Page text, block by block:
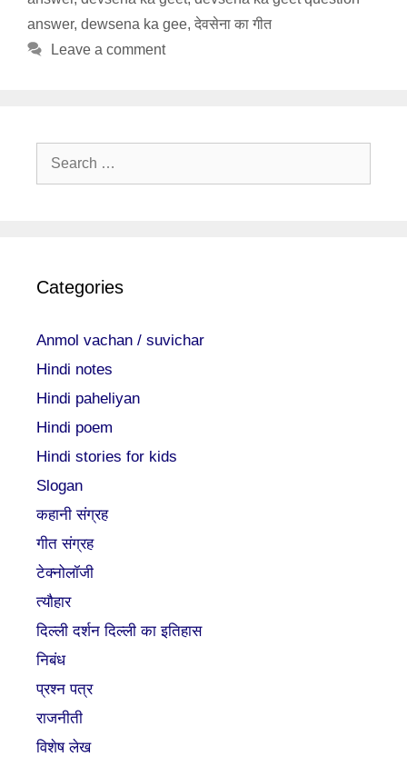
answer, dewsena ka gee, देवसेना का गीत
Leave a comment
Search
Categories
Anmol vachan / suvichar
Hindi notes
Hindi paheliyan
Hindi poem
Hindi stories for kids
Slogan
कहानी संग्रह
गीत संग्रह
टेक्नोलॉजी
त्यौहार
दिल्ली दर्शन दिल्ली का इतिहास
निबंध
प्रश्न पत्र
राजनीती
विशेष लेख